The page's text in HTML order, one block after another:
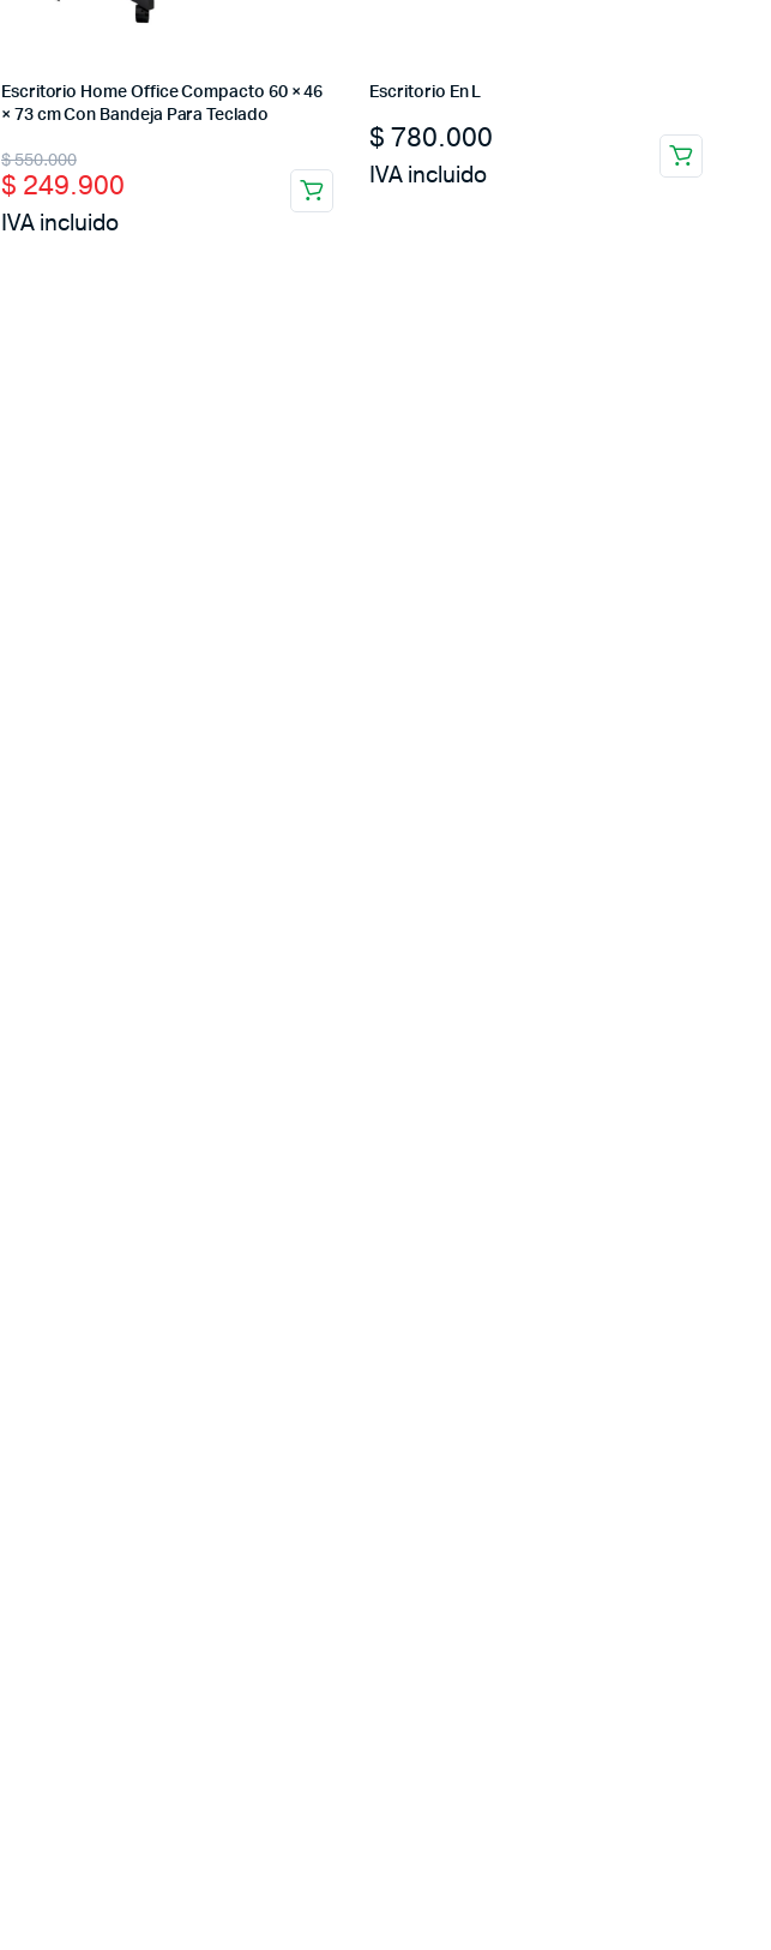
Escritorio Home Office Compacto 60 × 46
× 73 cm Con Bandeja Para Teclado
$550.000
Original
price
was:
$ 249.900
Current
price
is:
IVA incluido
Escritorio En L
$ 780.000
IVA incluido